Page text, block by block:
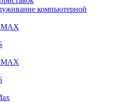
компьютерной
MAX
MAX